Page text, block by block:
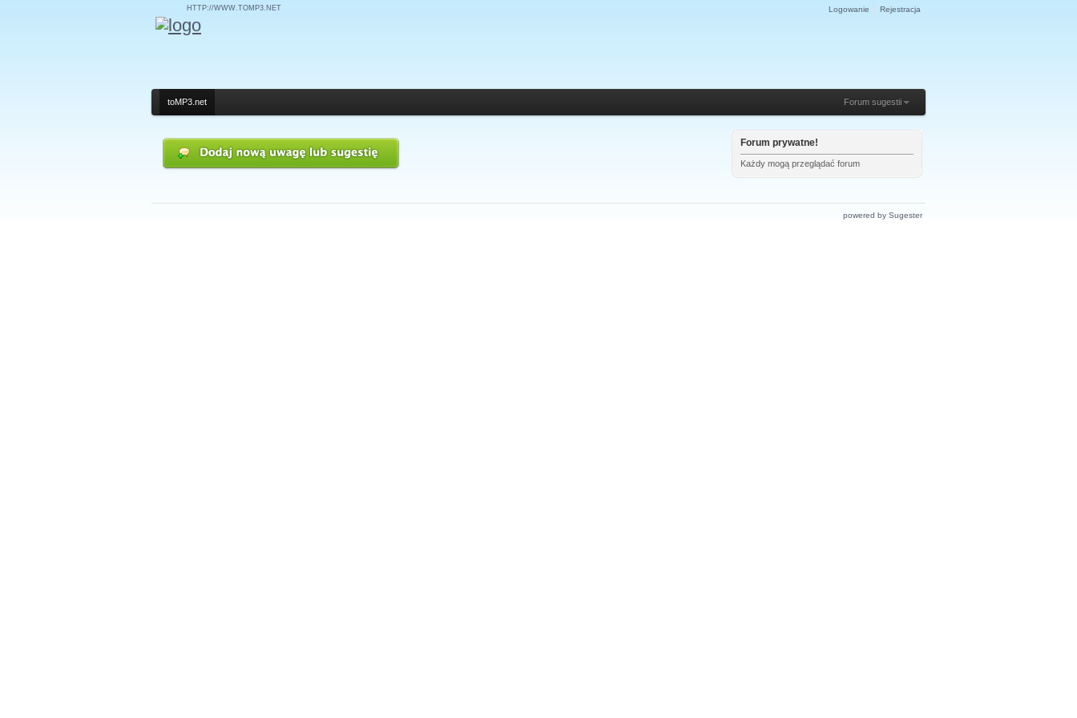
HTTP://WWW.TOMP3.NET Logowanie Rejestracja
toMP3.net Forum sugestii
Forum prywatne!
Każdy mogą przeglądać forum
powered by Sugester